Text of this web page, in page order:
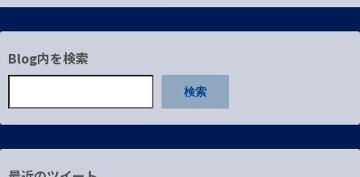
Blog内を検索
検索